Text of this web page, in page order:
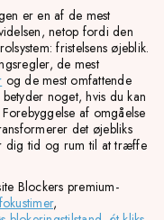
er en af de mest
netop fordi den
fristelsens øjeblik.
de mest
og de mest omfattende
noget, hvis du kan
af omgåelse
det øjebliks
dig tid og rum til at træffe
Blockers premium-
,